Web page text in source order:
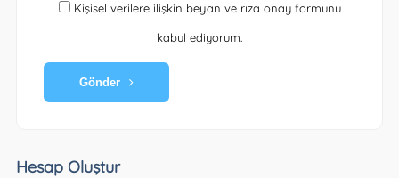
Kişisel verilere ilişkin beyan ve rıza onay formunu
kabul ediyorum.
Gönder
Hesap Oluştur